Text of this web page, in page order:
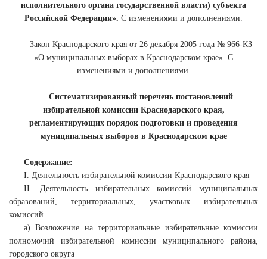
исполнительного органа государственной власти) субъекта
Российской Федерации». С изменениями и дополнениями.
Закон Краснодарского края от 26 декабря 2005 года № 966-КЗ
«О муниципальных выборах в Краснодарском крае». С
изменениями и дополнениями.
Систематизированный перечень постановлений
избирательной комиссии Краснодарского края,
регламентирующих порядок подготовки и проведения
муниципальных выборов в Краснодарском крае
Содержание:
I. Деятельность избирательной комиссии Краснодарского края
II. Деятельность избирательных комиссий муниципальных
образований, территориальных, участковых избирательных
комиссий
а) Возложение на территориальные избирательные комиссии
полномочий избирательной комиссии муниципального района,
городского округа